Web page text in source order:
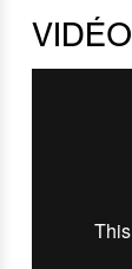
VIDÉO